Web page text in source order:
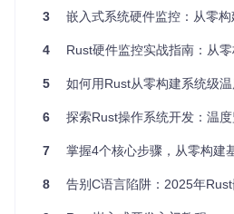
存器映射到内存地址空间，使CPU
件设备通信。这就像给硬件设备分
直接读写这个邮箱来发送命令和接收
通过页表映射，操作系统可以安全
了系统的安全性。
2.2 中断处理：硬件如何主动"汇报
如果说MMIO是CPU与硬件的"通信
3 嵌入式系统硬件监控：从零构建
4 Rust硬件监控实战指南：从零构建
5 如何用Rust从零构建系统级
6 探索Rust操作系统开发：温度监控
7 掌握4个核心步骤，从零构建基于Rust的
8 告别C语言陷阱：2025年Rust嵌入式开发